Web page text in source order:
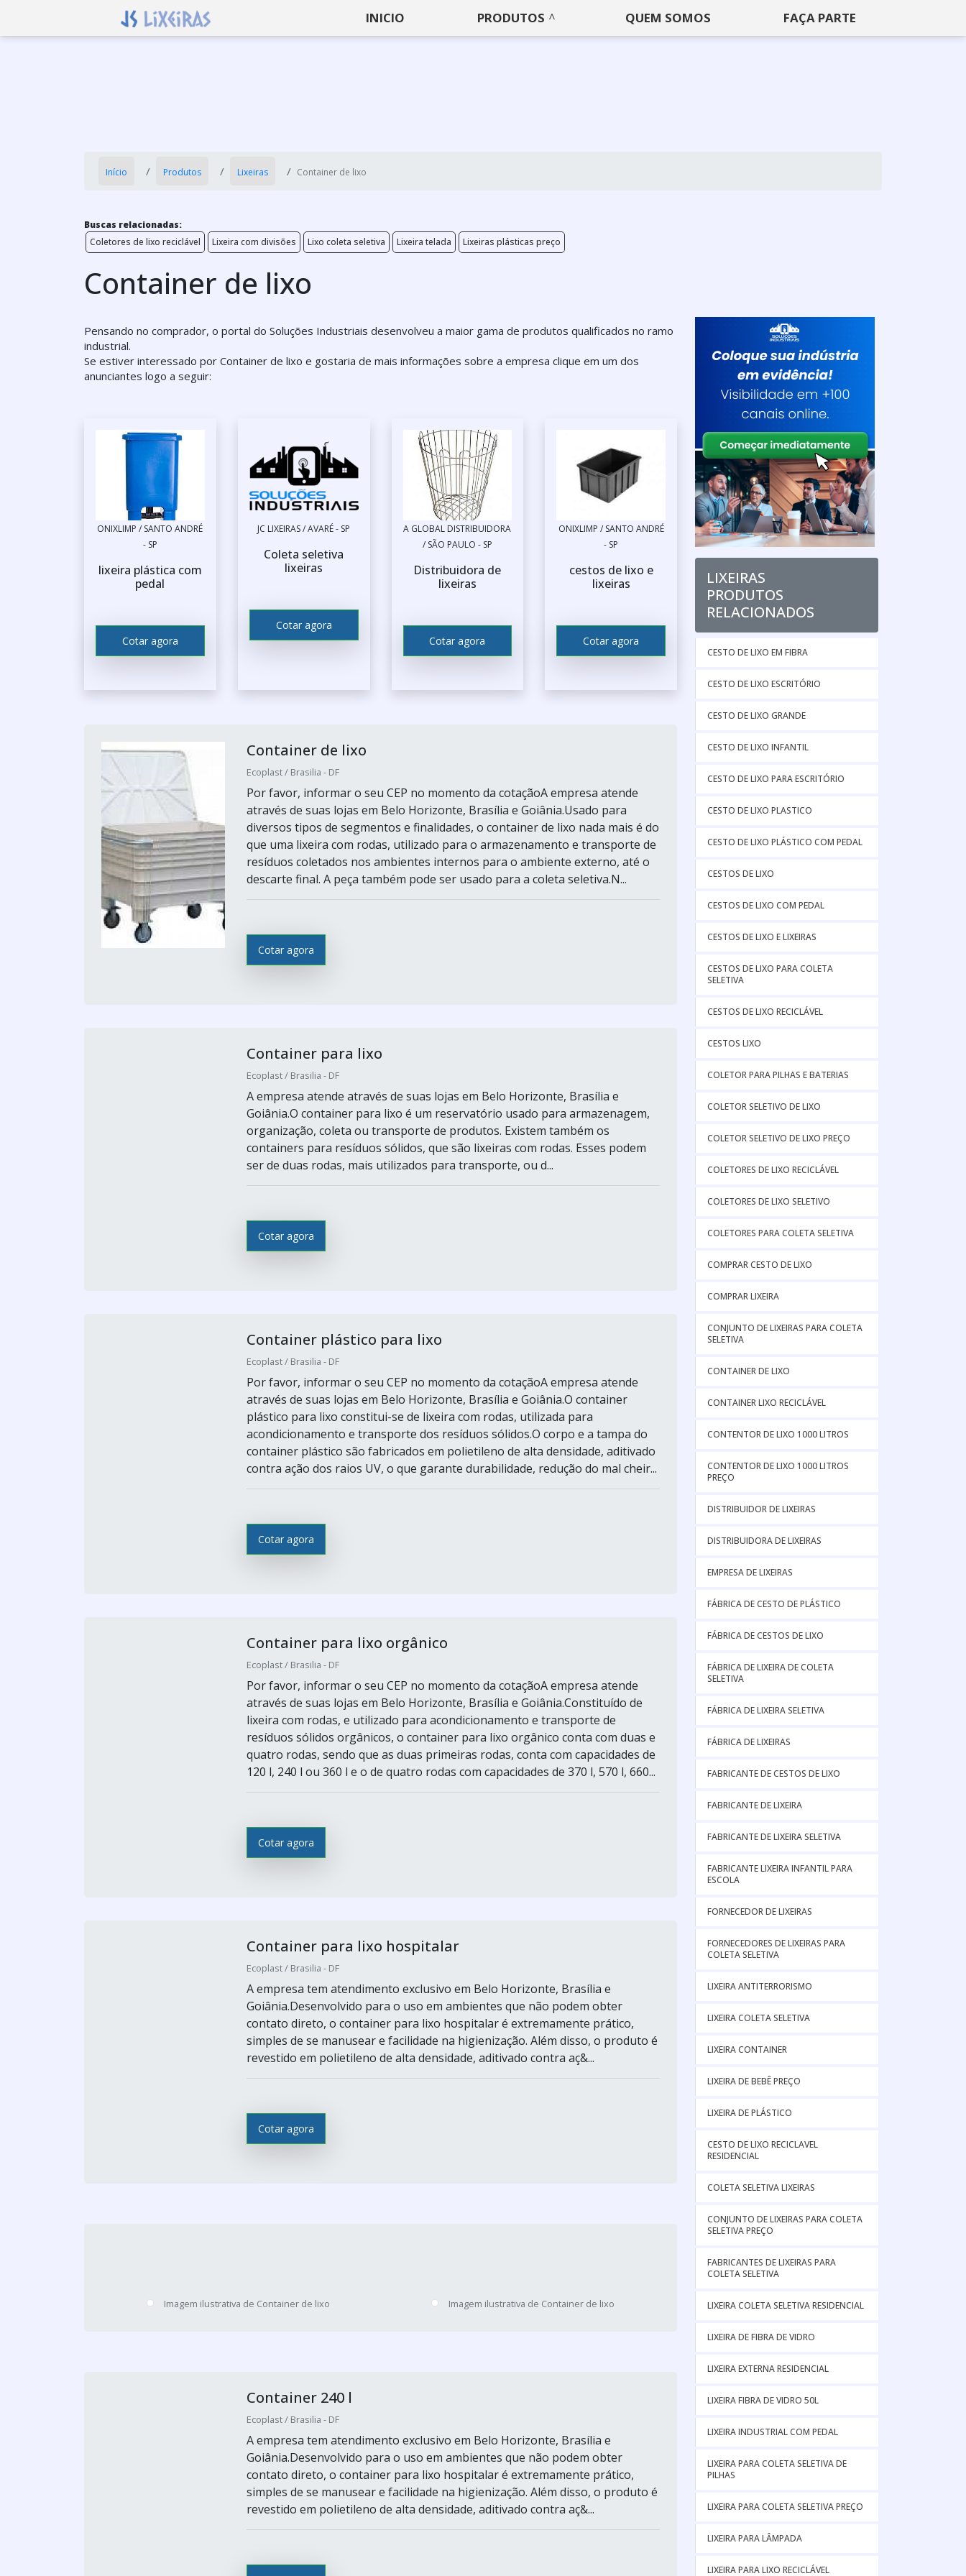
INICIO PRODUTOS QUEM SOMOS FAÇA PARTE
Início Produtos Lixeiras Container de lixo
Buscas relacionadas:
Coletores de lixo reciclável
Lixeira com divisões Lixo coleta seletiva Lixeira telada Lixeiras plásticas preço
Container de lixo
Pensando no comprador, o portal do Soluções Industriais desenvolveu a maior gama de produtos qualificados no ramo
industrial.
Se estiver interessado por Container de lixo e gostaria de mais informações sobre a empresa clique em um dos
anunciantes logo a seguir:
ONIXLIMP / SANTO ANDRÉ
- SP
lixeira plástica com
pedal
Cotar agora
JC LIXEIRAS / AVARÉ - SP
Coleta seletiva
lixeiras
Cotar agora
A GLOBAL DISTRIBUIDORA
/ SÃO PAULO - SP
Distribuidora de
lixeiras
Cotar agora
ONIXLIMP / SANTO ANDRÉ
- SP
cestos de lixo e
lixeiras
Cotar agora
Container de lixo
Ecoplast / Brasilia - DF
Por favor, informar o seu CEP no momento da cotaçãoA empresa atende
através de suas lojas em Belo Horizonte, Brasília e Goiânia.Usado para
diversos tipos de segmentos e finalidades, o container de lixo nada mais é do
que uma lixeira com rodas, utilizado para o armazenamento e transporte de
resíduos coletados nos ambientes internos para o ambiente externo, até o
descarte final. A peça também pode ser usado para a coleta seletiva.N...
Cotar agora
Container para lixo
Ecoplast / Brasilia - DF
A empresa atende através de suas lojas em Belo Horizonte, Brasília e
Goiânia.O container para lixo é um reservatório usado para armazenagem,
organização, coleta ou transporte de produtos. Existem também os
containers para resíduos sólidos, que são lixeiras com rodas. Esses podem
ser de duas rodas, mais utilizados para transporte, ou d...
Cotar agora
Container plástico para lixo
Ecoplast / Brasilia - DF
Por favor, informar o seu CEP no momento da cotaçãoA empresa atende
através de suas lojas em Belo Horizonte, Brasília e Goiânia.O container
plástico para lixo constitui-se de lixeira com rodas, utilizada para
acondicionamento e transporte dos resíduos sólidos.O corpo e a tampa do
container plástico são fabricados em polietileno de alta densidade, aditivado
contra ação dos raios UV, o que garante durabilidade, redução do mal cheir...
Cotar agora
Container para lixo orgânico
Ecoplast / Brasilia - DF
Por favor, informar o seu CEP no momento da cotaçãoA empresa atende
através de suas lojas em Belo Horizonte, Brasília e Goiânia.Constituído de
lixeira com rodas, e utilizado para acondicionamento e transporte de
resíduos sólidos orgânicos, o container para lixo orgânico conta com duas e
quatro rodas, sendo que as duas primeiras rodas, conta com capacidades de
120 l, 240 l ou 360 l e o de quatro rodas com capacidades de 370 l, 570 l, 660...
Cotar agora
Container para lixo hospitalar
Ecoplast / Brasilia - DF
A empresa tem atendimento exclusivo em Belo Horizonte, Brasília e
Goiânia.Desenvolvido para o uso em ambientes que não podem obter
contato direto, o container para lixo hospitalar é extremamente prático,
simples de se manusear e facilidade na higienização. Além disso, o produto é
revestido em polietileno de alta densidade, aditivado contra aç&...
Cotar agora
Imagem ilustrativa de Container de lixo Imagem ilustrativa de Container de lixo
Container 240 l
Ecoplast / Brasilia - DF
A empresa tem atendimento exclusivo em Belo Horizonte, Brasília e
Goiânia.Desenvolvido para o uso em ambientes que não podem obter
contato direto, o container para lixo hospitalar é extremamente prático,
simples de se manusear e facilidade na higienização. Além disso, o produto é
revestido em polietileno de alta densidade, aditivado contra aç&...
LIXEIRAS
PRODUTOS
RELACIONADOS
CESTO DE LIXO EM FIBRA
CESTO DE LIXO ESCRITÓRIO
CESTO DE LIXO GRANDE
CESTO DE LIXO INFANTIL
CESTO DE LIXO PARA ESCRITÓRIO
CESTO DE LIXO PLASTICO
CESTO DE LIXO PLÁSTICO COM PEDAL
CESTOS DE LIXO
CESTOS DE LIXO COM PEDAL
CESTOS DE LIXO E LIXEIRAS
CESTOS DE LIXO PARA COLETA
SELETIVA
CESTOS DE LIXO RECICLÁVEL
CESTOS LIXO
COLETOR PARA PILHAS E BATERIAS
COLETOR SELETIVO DE LIXO
COLETOR SELETIVO DE LIXO PREÇO
COLETORES DE LIXO RECICLÁVEL
COLETORES DE LIXO SELETIVO
COLETORES PARA COLETA SELETIVA
COMPRAR CESTO DE LIXO
COMPRAR LIXEIRA
CONJUNTO DE LIXEIRAS PARA COLETA
SELETIVA
CONTAINER DE LIXO
CONTAINER LIXO RECICLÁVEL
CONTENTOR DE LIXO 1000 LITROS
CONTENTOR DE LIXO 1000 LITROS
PREÇO
DISTRIBUIDOR DE LIXEIRAS
DISTRIBUIDORA DE LIXEIRAS
EMPRESA DE LIXEIRAS
FÁBRICA DE CESTO DE PLÁSTICO
FÁBRICA DE CESTOS DE LIXO
FÁBRICA DE LIXEIRA DE COLETA
SELETIVA
FÁBRICA DE LIXEIRA SELETIVA
FÁBRICA DE LIXEIRAS
FABRICANTE DE CESTOS DE LIXO
FABRICANTE DE LIXEIRA
FABRICANTE DE LIXEIRA SELETIVA
FABRICANTE LIXEIRA INFANTIL PARA
ESCOLA
FORNECEDOR DE LIXEIRAS
FORNECEDORES DE LIXEIRAS PARA
COLETA SELETIVA
LIXEIRA ANTITERRORISMO
LIXEIRA COLETA SELETIVA
LIXEIRA CONTAINER
LIXEIRA DE BEBÊ PREÇO
LIXEIRA DE PLÁSTICO
CESTO DE LIXO RECICLAVEL
RESIDENCIAL
COLETA SELETIVA LIXEIRAS
CONJUNTO DE LIXEIRAS PARA COLETA
SELETIVA PREÇO
FABRICANTES DE LIXEIRAS PARA
COLETA SELETIVA
LIXEIRA COLETA SELETIVA RESIDENCIAL
LIXEIRA DE FIBRA DE VIDRO
LIXEIRA EXTERNA RESIDENCIAL
LIXEIRA FIBRA DE VIDRO 50L
LIXEIRA INDUSTRIAL COM PEDAL
LIXEIRA PARA COLETA SELETIVA DE
PILHAS
LIXEIRA PARA COLETA SELETIVA PREÇO
LIXEIRA PARA LÂMPADA
LIXEIRA PARA LIXO RECICLÁVEL